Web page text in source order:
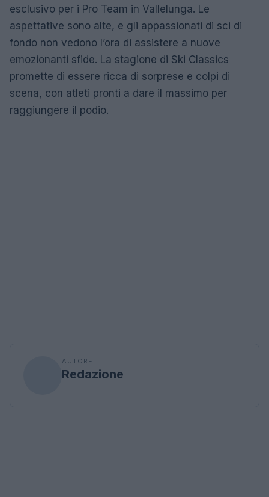
esclusivo per i Pro Team in Vallelunga. Le
aspettative sono alte, e gli appassionati di sci di
fondo non vedono l’ora di assistere a nuove
emozionanti sfide. La stagione di Ski Classics
promette di essere ricca di sorprese e colpi di
scena, con atleti pronti a dare il massimo per
raggiungere il podio.
AUTORE
Redazione